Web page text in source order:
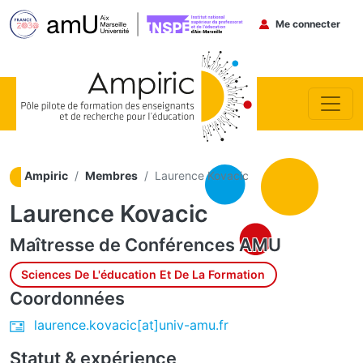
Menu du
Me connecter
Ampiric Membres Laurence Kovacic
Laurence Kovacic
Maîtresse de Conférences AMU
Sciences De L'éducation Et De La Formation
Coordonnées
laurence.kovacic[at]univ-amu.fr
Statut & expérience